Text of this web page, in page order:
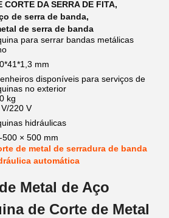
CORTE DA SERRA DE FITA,
de serra de banda,
de serra de banda
para serrar bandas metálicas
mm
disponíveis para serviços de
no exterior
kg
220 V
hidráulicas
500 × 500 mm
de metal de serradura de banda
automática
Metal de Aço
de Corte de Metal